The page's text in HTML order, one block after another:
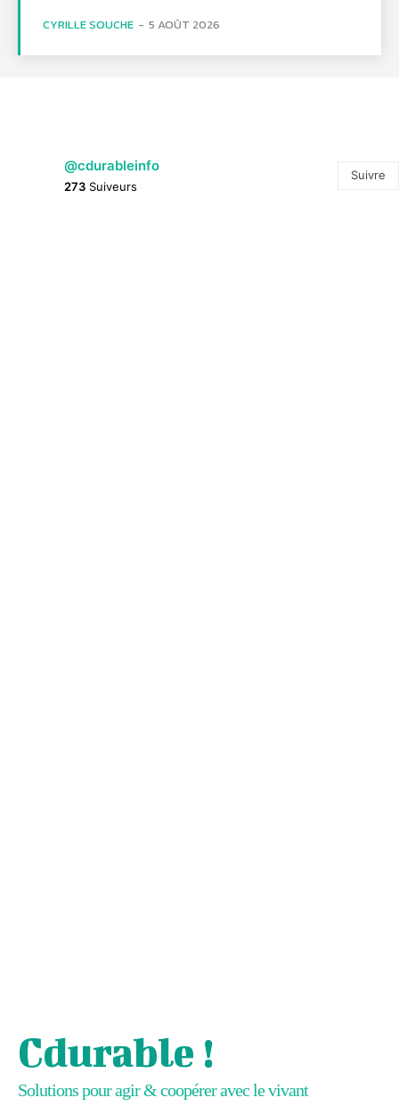
CYRILLE SOUCHE - 5 AOÛT 2026
@cdurableinfo
273 Suiveurs
Suivre
Cdurable !
Solutions pour agir & coopérer avec le vivant